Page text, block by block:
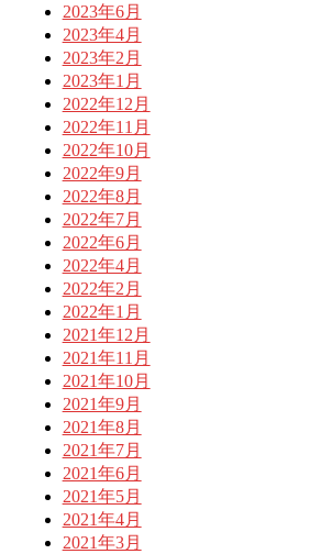
2023年6月
2023年4月
2023年2月
2023年1月
2022年12月
2022年11月
2022年10月
2022年9月
2022年8月
2022年7月
2022年6月
2022年4月
2022年2月
2022年1月
2021年12月
2021年11月
2021年10月
2021年9月
2021年8月
2021年7月
2021年6月
2021年5月
2021年4月
2021年3月